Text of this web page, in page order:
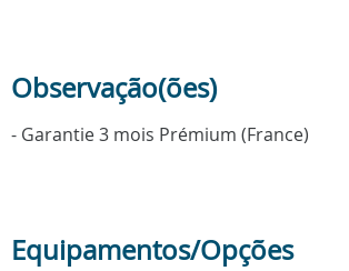
Observação(ões)
- Garantie 3 mois Prémium (France)
Equipamentos/Opções